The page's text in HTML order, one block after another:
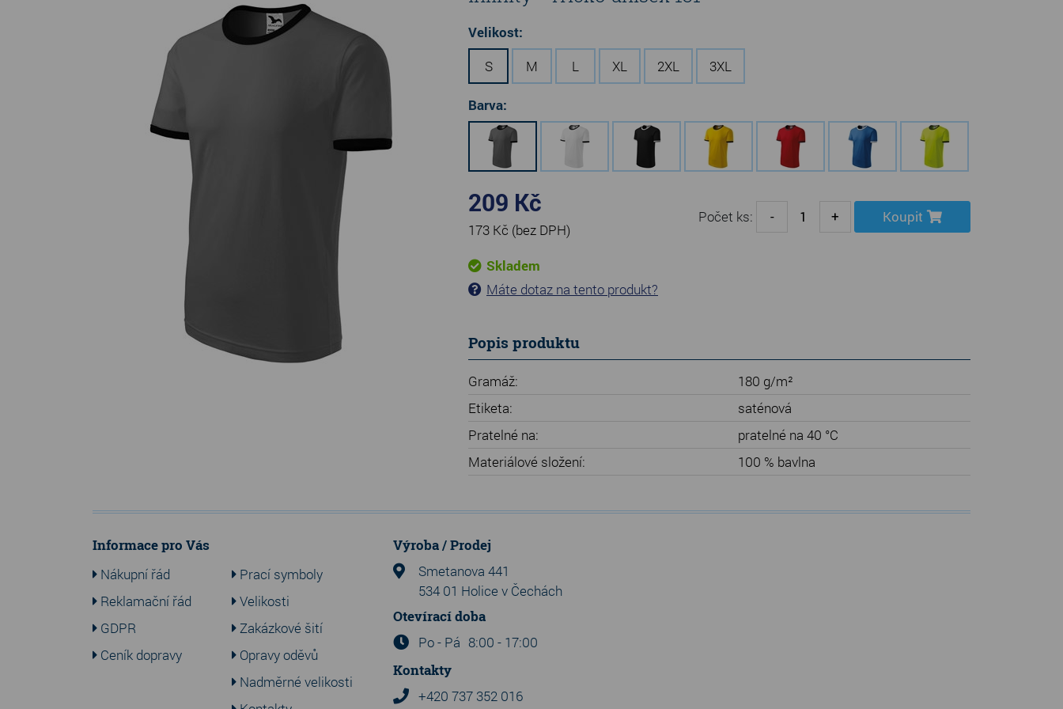
Velikost:
S
M L XL 2XL 3XL
Barva:
209 Kč
173 Kč (bez DPH)
Počet ks: - + Koupit
Skladem
Máte dotaz na tento produkt?
Popis produktu
Gramáž:
180 g/m²
Etiketa:
saténová
Pratelné na:
pratelné na 40 °C
Materiálové složení:
100 % bavlna
Informace pro Vás
Nákupní řád
Reklamační řád
GDPR
Ceník dopravy
Prací symboly
Velikosti
Zakázkové šití
Opravy oděvů
Nadměrné velikosti
Výroba / Prodej
Smetanova 441
534 01 Holice v Čechách
Otevírací doba
Po - Pá 8:00 - 17:00
Kontakty
+420 737 352 016